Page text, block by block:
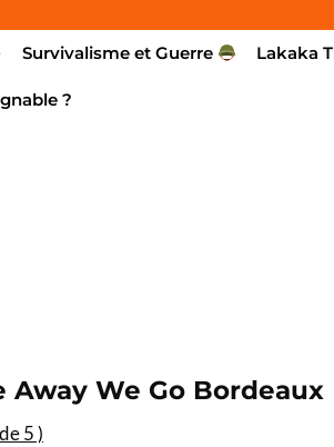
Survivalisme et Guerre Lakaka
?
We Go Bordeaux
5)